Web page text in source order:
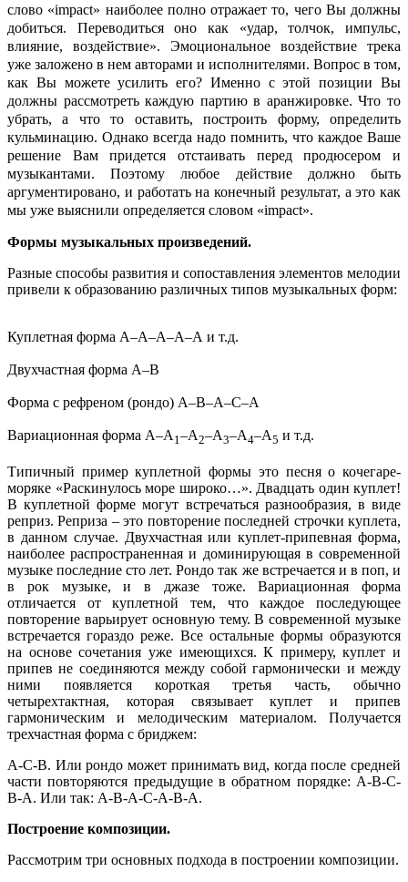
слово «impact» наиболее полно отражает то, чего Вы должны
добиться. Переводиться оно как «удар, толчок, импульс,
влияние, воздействие». Эмоциональное воздействие трека
уже заложено в нем авторами и исполнителями. Вопрос в том,
как Вы можете усилить его? Именно с этой позиции Вы
должны рассмотреть каждую партию в аранжировке. Что то
убрать, а что то оставить, построить форму, определить
кульминацию. Однако всегда надо помнить, что каждое Ваше
решение Вам придется отстаивать перед продюсером и
музыкантами. Поэтому любое действие должно быть
аргументировано, и работать на конечный результат, а это как
мы уже выяснили определяется словом «impact».
Формы музыкальных произведений.
Разные способы развития и сопоставления элементов мелодии
привели к образованию различных типов музыкальных форм:
Куплетная форма А–А–А–А–А и т.д.
Двухчастная форма А–В
Форма с рефреном (рондо) А–В–А–С–А
Вариационная форма А–А 1–А2–А3–А4–А5 и т.д.
Типичный пример куплетной формы это песня о кочегаре-
моряке «Раскинулось море широко…». Двадцать один куплет!
В куплетной форме могут встречаться разнообразия, в виде
реприз. Реприза – это повторение последней строчки куплета,
в данном случае. Двухчастная или куплет-припевная форма,
наиболее распространенная и доминирующая в современной
музыке последние сто лет. Рондо так же встречается и в поп, и
в рок музыке, и в джазе тоже. Вариационная форма
отличается от куплетной тем, что каждое последующее
повторение варьирует основную тему. В современной музыке
встречается гораздо реже. Все остальные формы образуются
на основе сочетания уже имеющихся. К примеру, куплет и
припев не соединяются между собой гармонически и между
ними появляется короткая третья часть, обычно
четырехтактная, которая связывает куплет и припев
гармоническим и мелодическим материалом. Получается
трехчастная форма с бриджем:
А-С-В. Или рондо может принимать вид, когда после средней
части повторяются предыдущие в обратном порядке: А-В-С-
В-А. Или так: А-В-А-С-А-В-А.
Построение композиции.
Рассмотрим три основных подхода в построении композиции.